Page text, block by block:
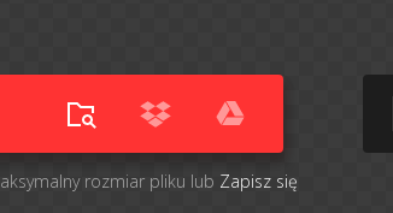
rozmiar pliku lub Zapisz się